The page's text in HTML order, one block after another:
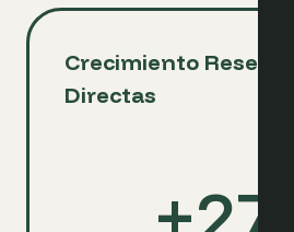
Crecimiento Reservas
Directas